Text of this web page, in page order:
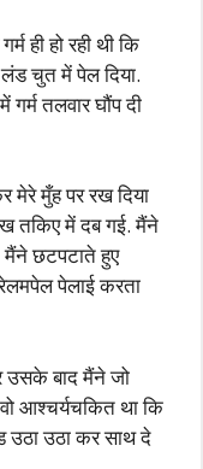
ही हो रही थी कि
चुत में पेल दिया.
तलवार घौंप दी
मेरे मुँह पर रख दिया
तकिए में दब गई. मैंने
छटपटाते हुए
पेलाई करता
बाद मैंने जो
आश्चर्यचकित था कि
उठा उठा कर साथ दे